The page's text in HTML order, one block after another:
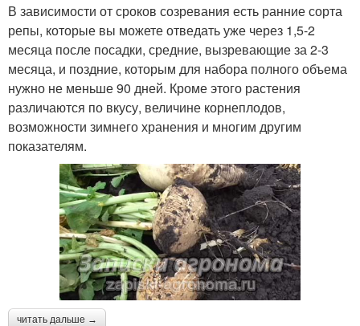
В зависимости от сроков созревания есть ранние сорта
репы, которые вы можете отведать уже через 1,5-2
месяца после посадки, средние, вызревающие за 2-3
месяца, и поздние, которым для набора полного объема
нужно не меньше 90 дней. Кроме этого растения
различаются по вкусу, величине корнеплодов,
возможности зимнего хранения и многим другим
показателям.
читать дальше →